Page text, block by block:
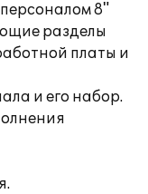
8"
разделы
платы и
и его набор.